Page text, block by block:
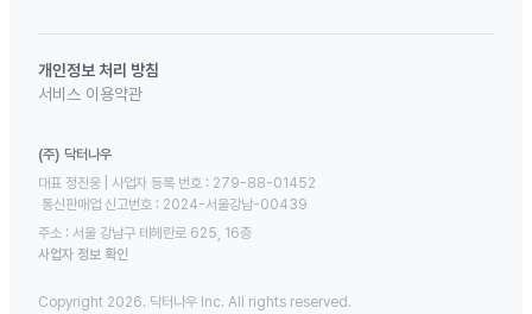
개인정보 처리 방침
서비스 이용약관
(주) 닥터나우
대표 정진웅 | 사업자 등록 번호 : 279-88-01452
통신판매업 신고번호 : 2024-서울강남-00439
주소 : 서울 강남구 테헤란로 625, 16층
사업자 정보 확인
Copyright 2026. 닥터나우 Inc. All rights reserved.